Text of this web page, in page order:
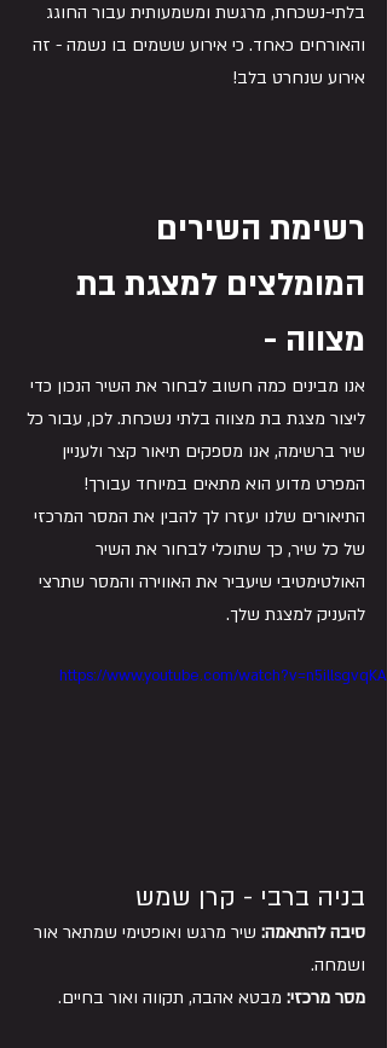
בלתי-נשכחת, מרגשת ומשמעותית עבור החוגג
והאורחים כאחד. כי אירוע ששמים בו נשמה - זה
אירוע שנחרט בלב!
רשימת השירים
המומלצים למצגת בת
מצווה -
אנו מבינים כמה חשוב לבחור את השיר הנכון כדי
ליצור מצגת בת מצווה בלתי נשכחת. לכן, עבור כל
שיר ברשימה, אנו מספקים תיאור קצר ולעניין
המפרט מדוע הוא מתאים במיוחד עבורך!
התיאורים שלנו יעזרו לך להבין את המסר המרכזי
של כל שיר, כך שתוכלי לבחור את השיר
האולטימטיבי שיעביר את האווירה והמסר שתרצי
להעניק למצגת שלך.
https://www.youtube.com/watch?v=n5illsgvqKA
בניה ברבי - קרן שמש
סיבה להתאמה: שיר מרגש ואופטימי שמתאר אור
ושמחה.
מסר מרכזי: מבטא אהבה, תקווה ואור בחיים.